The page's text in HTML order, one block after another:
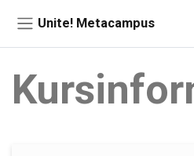
Unite! Metacampus